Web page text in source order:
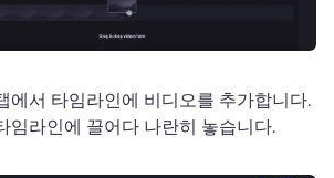
임라인에 끌어다 나란히 놓습니다.